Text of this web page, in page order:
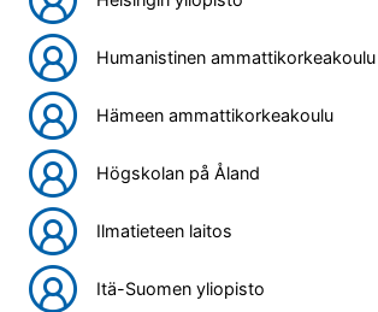
Humanistinen ammattikorkeakoulu
Hämeen ammattikorkeakoulu
Högskolan på Åland
Ilmatieteen laitos
Itä-Suomen yliopisto